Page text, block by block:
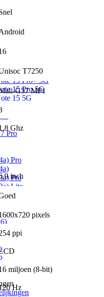
15 Pro+ 5G
15 Pro 5G
15 5G
15
Pro
Pro
Pro
Lite
T7250
G57 MP1
Ghz
inch
pixels
ppi
miljoen (8-bit)
Hz